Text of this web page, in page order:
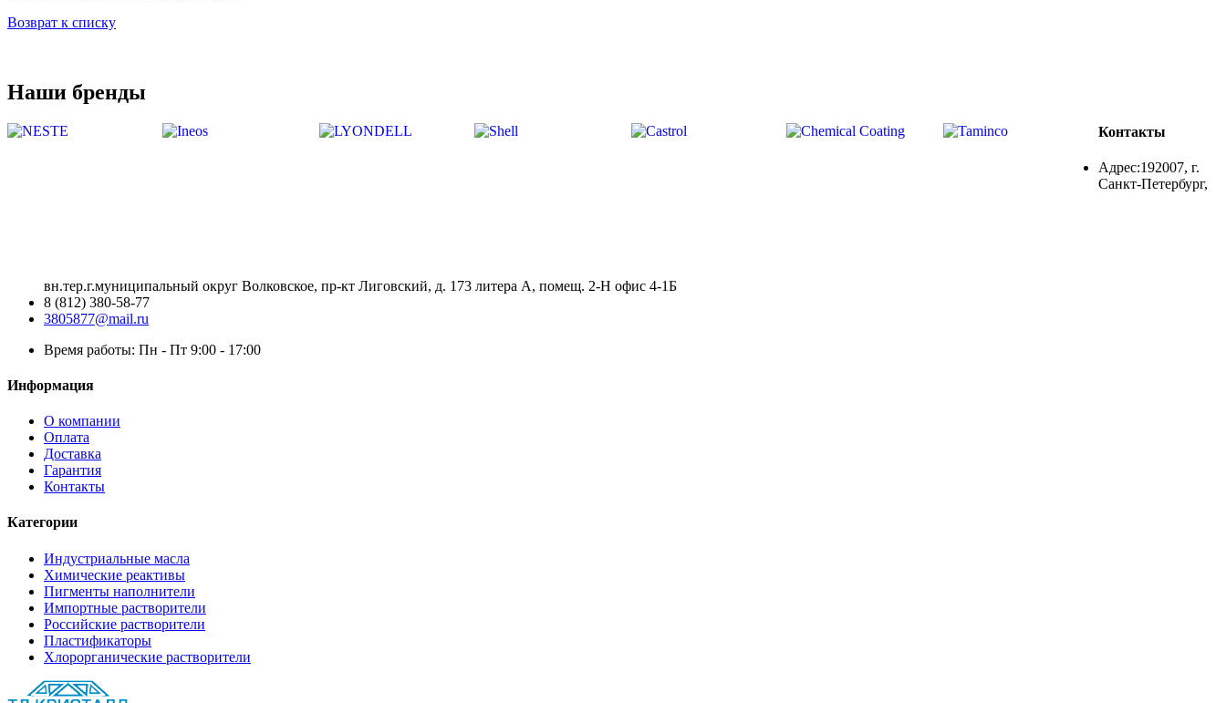
Возврат к списку
Наши бренды
Контакты
Адрес:192007, г.
Санкт-Петербург,
вн.тер.г.муниципальный округ Волковское, пр-кт Лиговский, д. 173 литера А, помещ. 2-Н офис 4-1Б
8 (812) 380-58-77
3805877@mail.ru
Время работы: Пн - Пт 9:00 - 17:00
Информация
О компании
Оплата
Доставка
Гарантия
Контакты
Категории
Индустриальные масла
Химические реактивы
Пигменты наполнители
Импортные растворители
Российские растворители
Пластификаторы
Хлорорганические растворители